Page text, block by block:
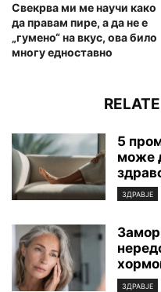
Свекрва ми ме научи како
да правам пире, а да не е
„гумено“ на вкус, ова било
многу едноставно
5
може
ЗДРАВЈЕ
ЗДРАВЈЕ